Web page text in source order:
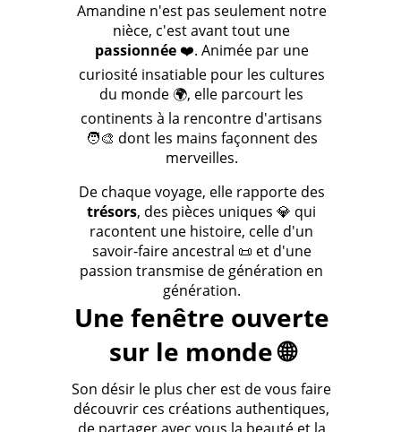
Amandine n'est pas seulement notre
nièce, c'est avant tout une
passionnée❤️. Animée par une
curiosité insatiable pour les cultures
du monde 🌍, elle parcourt les
continents à la rencontre d'artisans
🧑‍🎨 dont les mains façonnent des
merveilles.
De chaque voyage, elle rapporte des
trésors, des pièces uniques 💎 qui
racontent une histoire, celle d'un
savoir-faire ancestral 📜 et d'une
passion transmise de génération en
génération.
Une fenêtre ouverte
sur le monde 🌐
Son désir le plus cher est de vous faire
découvrir ces créations authentiques,